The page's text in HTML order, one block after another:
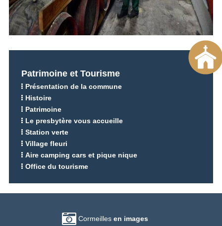
Patrimoine et Tourisme
Présentation de la commune
Histoire
Patrimoine
Le presbytère vous accueille
Station verte
Village fleuri
Aire camping cars et pique nique
Office du tourisme
Cormeillesen images